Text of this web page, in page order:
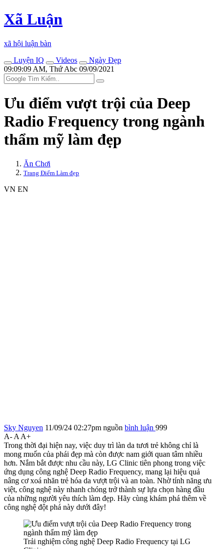
Xã Luận
xã hội luận bàn
Luyện IQ
Videos
Ngày Đẹp
09:09:09 AM, Thứ Abc 09/09/2021
Ưu điểm vượt trội của Deep
Radio Frequency trong ngành
thẩm mỹ làm đẹp
Ăn Chơi
Trang Điểm Làm đẹp
VN EN
Sky Nguyen 11/09/24 02:27pm nguồn bình luận 999
A- A A+
Trong thời đại hiện nay, việc duy trì làn da tươi trẻ không chỉ là
mong muốn của phái đẹp mà còn được nam giới quan tâm nhiều
hơn. Nắm bắt được nhu cầu này, LG Clinic tiên phong trong việc
ứng dụng công nghệ Deep Radio Frequency, mang lại hiệu quả
nâng cơ xoá nhăn trẻ hóa da vượt trội và an toàn. Nhờ tính năng ưu
việt, công nghệ này nhanh chóng trở thành sự lựa chọn hàng đầu
của những người yêu thích làm đẹp. Hãy cùng khám phá thêm về
công nghệ đột phá này dưới đây!
Trải nghiệm công nghệ Deep Radio Frequency tại LG